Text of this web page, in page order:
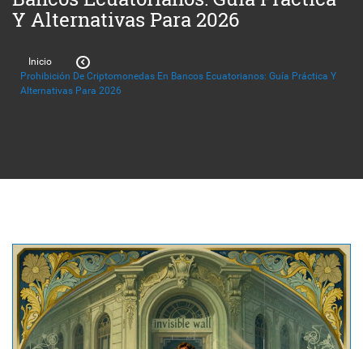
Y Alternativas Para 2026
Inicio
Prohibición De Criptomonedas En Bancos Ecuatorianos: Guía Práctica Y
Alternativas Para 2026